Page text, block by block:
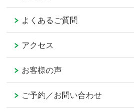
よくあるご質問
アクセス
お客様の声
ご予約／お問い合わせ